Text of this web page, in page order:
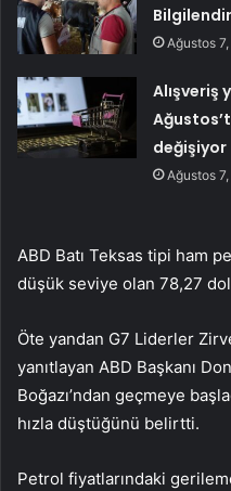
Ağustos
Alışveriş
değişiyor
Ağustos
ABD Batı Teksas tipi ham
düşük seviye olan 78,27
Öte yandan G7 Liderler
yanıtlayan ABD Başkanı
Boğazı’ndan geçmeye
hızla düştüğünü belirtti.
Petrol fiyatlarındaki